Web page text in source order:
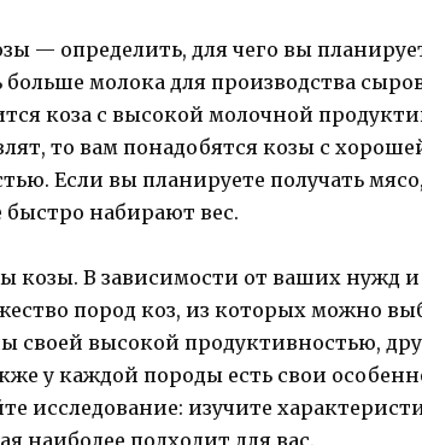
— определить, для чего вы
больше молока для производства
коза с высокой молочной
то вам понадобятся козы с
Если вы планируете получать
набирают вес.
козы. В зависимости от ваших нужд и
пород коз, из которых можно
своей высокой продуктивностью,
у каждой породы есть свои
исследование: изучите
наиболее подходит для вас.